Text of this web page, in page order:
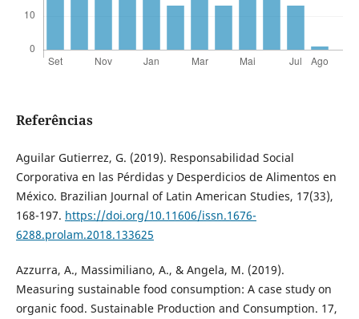
Referências
Aguilar Gutierrez, G. (2019). Responsabilidad Social
Corporativa en las Pérdidas y Desperdicios de Alimentos en
México. Brazilian Journal of Latin American Studies, 17(33),
168-197. https://doi.org/10.11606/issn.1676-
6288.prolam.2018.133625
Azzurra, A., Massimiliano, A., & Angela, M. (2019).
Measuring sustainable food consumption: A case study on
organic food. Sustainable Production and Consumption. 17,